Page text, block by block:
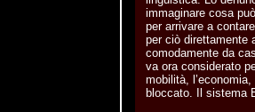
immaginare cosa
per arrivare a
per ciò direttamente
comodamente da
va ora considerato
mobilità,
bloccato. Il sistema